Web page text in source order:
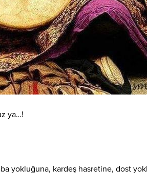
ya…!
yokluğuna, kardeş hasretine, dost